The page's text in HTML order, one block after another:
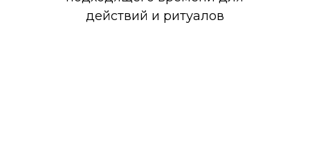
действий и ритуалов